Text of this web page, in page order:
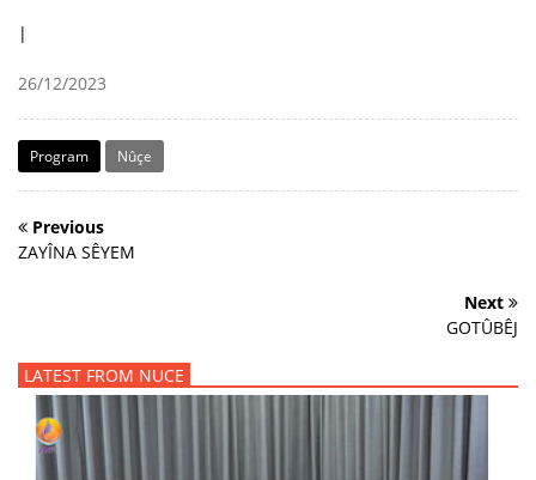
|
26/12/2023
Program Nûçe
Previous
ZAYÎNA SÊYEM
Next
GOTÛBÊJ
LATEST FROM NUCE